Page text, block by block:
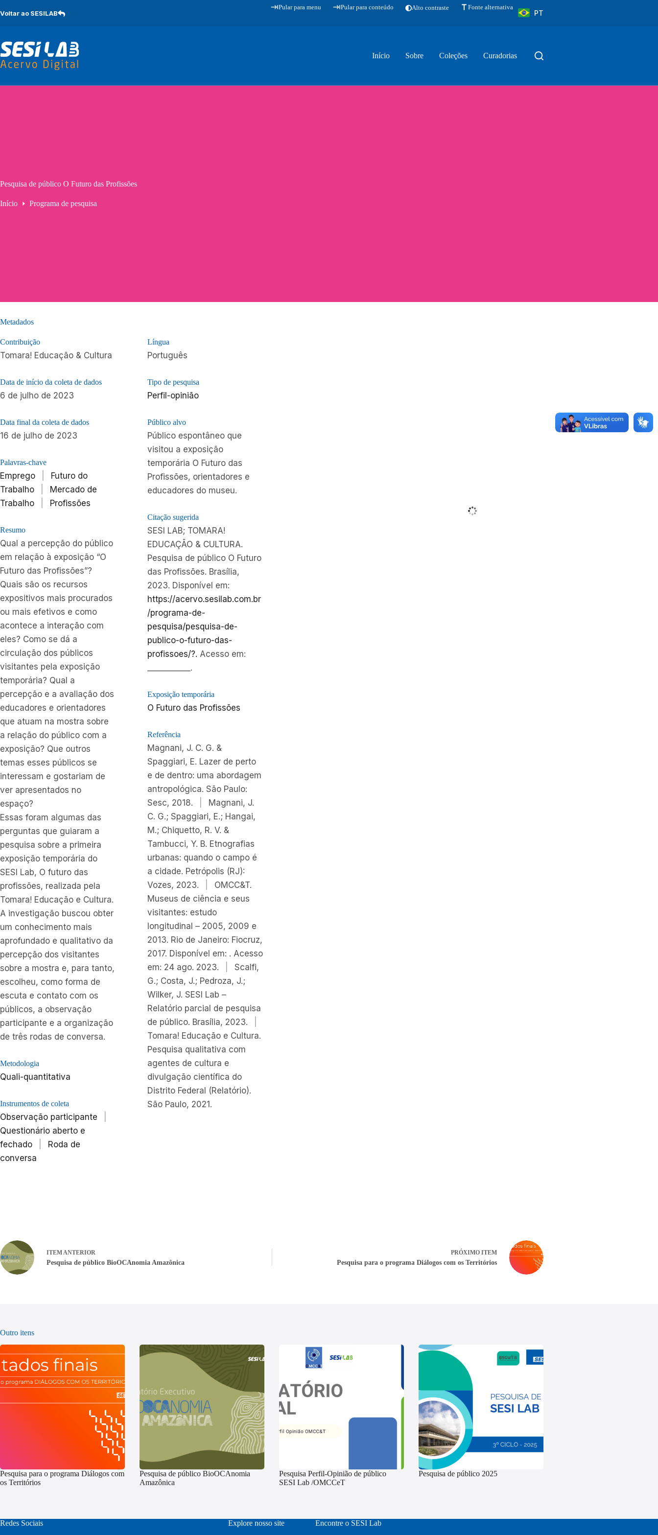
para
Voltar ao SESILAB
Pular para menu Pular para conteúdo Alto contraste Fonte alternativa
PT
Início Sobre Coleções Curadorias
Pesquisa de público O Futuro das Profissões
Início Programa de pesquisa
Metadados
Contribuição
Tomara! Educação & Cultura
Data de início da coleta de dados
6 de julho de 2023
Data final da coleta de dados
16 de julho de 2023
Palavras-chave
Emprego
Futuro do
Trabalho
Mercado de
Trabalho
Profissões
Resumo
Qual a percepção do público
em relação à exposição “O
Futuro das Profissões”?
Quais são os recursos
expositivos mais procurados
ou mais efetivos e como
acontece a interação com
eles? Como se dá a
circulação dos públicos
visitantes pela exposição
temporária? Qual a
percepção e a avaliação dos
educadores e orientadores
que atuam na mostra sobre
a relação do público com a
exposição? Que outros
temas esses públicos se
interessam e gostariam de
ver apresentados no
espaço?
Essas foram algumas das
perguntas que guiaram a
pesquisa sobre a primeira
exposição temporária do
SESI Lab, O futuro das
profissões, realizada pela
Tomara! Educação e Cultura.
A investigação buscou obter
um conhecimento mais
aprofundado e qualitativo da
percepção dos visitantes
sobre a mostra e, para tanto,
escolheu, como forma de
escuta e contato com os
públicos, a observação
participante e a organização
de três rodas de conversa.
Metodologia
Quali-quantitativa
Instrumentos de coleta
Observação participante
Questionário aberto e
fechado
Roda de
conversa
Língua
Português
Tipo de pesquisa
Perfil-opinião
Público alvo
Público espontâneo que
visitou a exposição
temporária O Futuro das
Profissões, orientadores e
educadores do museu.
Citação sugerida
SESI LAB; TOMARA!
EDUCAÇÃO & CULTURA.
Pesquisa de público O Futuro
das Profissões. Brasília,
2023. Disponível em:
https://acervo.sesilab.com.br
/programa-de-
pesquisa/pesquisa-de-
publico-o-futuro-das-
profissoes/?. Acesso em:
___________.
Exposição temporária
O Futuro das Profissões
Referência
Magnani, J. C. G. &
Spaggiari, E. Lazer de perto
e de dentro: uma abordagem
antropológica. São Paulo:
Sesc, 2018.
Magnani, J.
C. G.; Spaggiari, E.; Hangai,
M.; Chiquetto, R. V. &
Tambucci, Y. B. Etnografias
urbanas: quando o campo é
a cidade. Petrópolis (RJ):
Vozes, 2023.
OMCC&T.
Museus de ciência e seus
visitantes: estudo
longitudinal – 2005, 2009 e
2013. Rio de Janeiro: Fiocruz,
2017. Disponível em: . Acesso
em: 24 ago. 2023.
Scalfi,
G.; Costa, J.; Pedroza, J.;
Wilker, J. SESI Lab –
Relatório parcial de pesquisa
de público. Brasília, 2023.
Tomara! Educação e Cultura.
Pesquisa qualitativa com
agentes de cultura e
divulgação científica do
Distrito Federal (Relatório).
São Paulo, 2021.
ITEM ANTERIOR
Pesquisa de público BioOCAnomia Amazônica
PRÓXIMO ITEM
Pesquisa para o programa Diálogos com os Territórios
Outro itens
Pesquisa para o programa Diálogos com
os Territórios
Pesquisa de público BioOCAnomia
Amazônica
Pesquisa Perfil-Opinião de público
SESI Lab /OMCCeT
Pesquisa de público 2025
Redes Sociais Explore nosso site Encontre o SESI Lab